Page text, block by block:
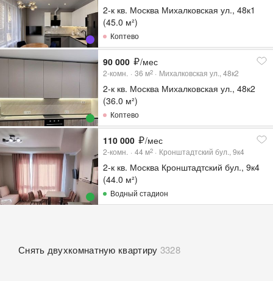
2-к кв. Москва Михалковская ул., 48к1
(45.0 м²)
Коптево
90 000 /мес
2-комн. 36 м2 Михалковская ул., 48к2
2-к кв. Москва Михалковская ул., 48к2
(36.0 м²)
Коптево
110 000 /мес
2-комн. 44 м2 Кронштадтский бул., 9к4
2-к кв. Москва Кронштадтский бул., 9к4
(44.0 м²)
Водный стадион
Снять двухкомнатную квартиру 3328